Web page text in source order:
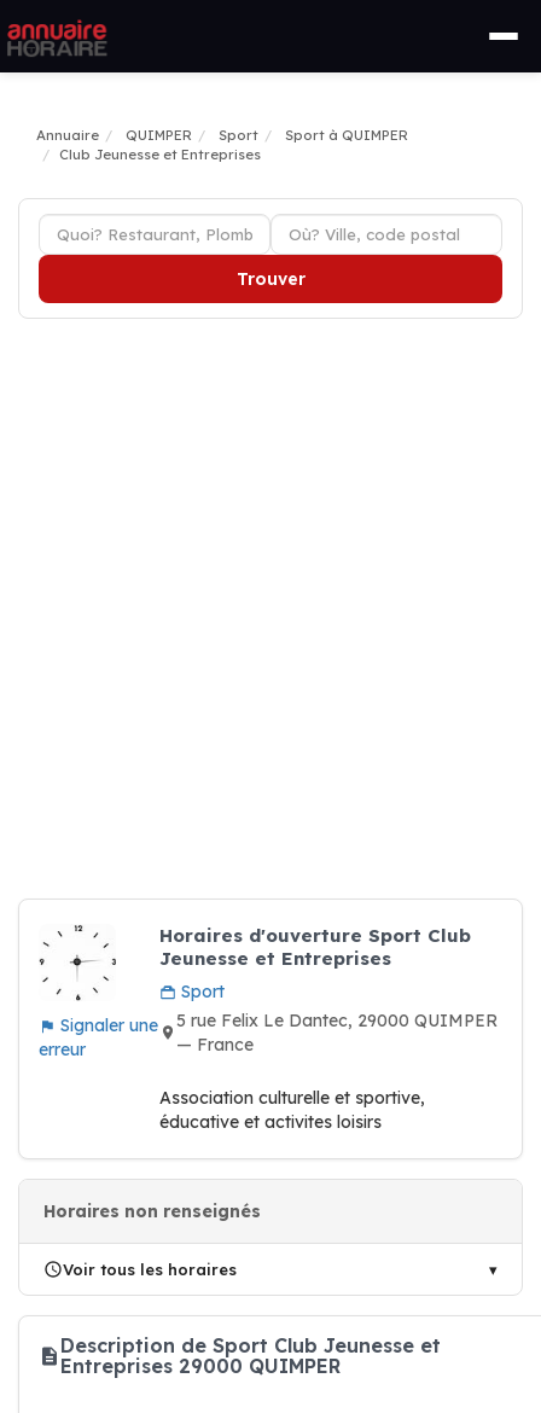
Annuaire QUIMPER Sport
Sport à QUIMPER
Club Jeunesse et Entreprises
Trouver
Signaler une
erreur
Horaires d'ouverture Sport Club
Jeunesse et Entreprises
Sport
5 rue Felix Le Dantec, 29000 QUIMPER
— France
Association culturelle et sportive,
éducative et activites loisirs
Horaires non renseignés
Voir tous les horaires
Description de Sport Club Jeunesse et
Entreprises 29000 QUIMPER